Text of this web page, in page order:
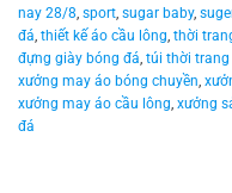
nay 28/8, sport, sugar baby,
đá, thiết kế áo cầu lông, thời
đựng giày bóng đá, túi thời trang
xưởng may áo bóng chuyền,
xưởng may áo cầu lông, xưởng
đá